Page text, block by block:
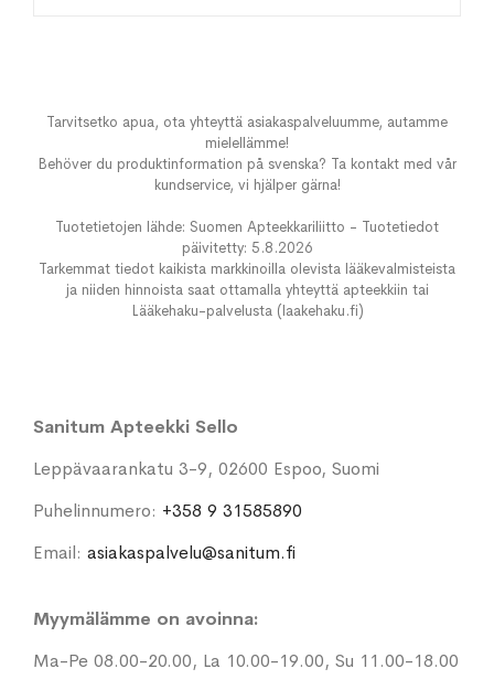
Tarvitsetko apua, ota yhteyttä asiakaspalveluumme, autamme
mielellämme!
Behöver du produktinformation på svenska? Ta kontakt med vår
kundservice, vi hjälper gärna!
Tuotetietojen lähde: Suomen Apteekkariliitto - Tuotetiedot
päivitetty: 5.8.2026
Tarkemmat tiedot kaikista markkinoilla olevista lääkevalmisteista
ja niiden hinnoista saat ottamalla yhteyttä apteekkiin tai
Lääkehaku-palvelusta (laakehaku.fi)
Sanitum Apteekki Sello
Leppävaarankatu 3-9, 02600 Espoo, Suomi
Puhelinnumero: +358 9 31585890
Email: asiakaspalvelu@sanitum.fi
Myymälämme on avoinna:
Ma-Pe 08.00-20.00, La 10.00-19.00, Su 11.00-18.00